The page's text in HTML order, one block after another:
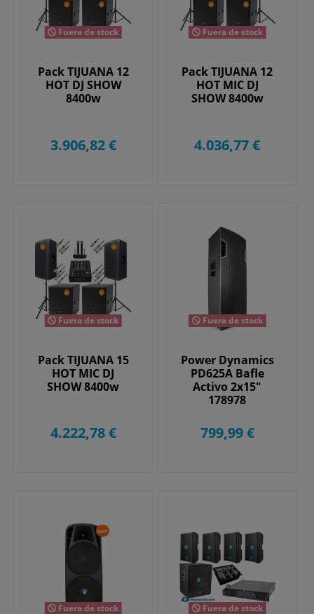
Fuera de stock
Pack TIJUANA 12
HOT DJ SHOW
8400w
3.906,82 €
Fuera de stock
Pack TIJUANA 12
HOT MIC DJ
SHOW 8400w
4.036,77 €
Fuera de stock
Pack TIJUANA 15
HOT MIC DJ
SHOW 8400w
4.222,78 €
Fuera de stock
Power Dynamics
PD625A Bafle
Activo 2x15"
178978
799,99 €
Fuera de stock Fuera de stock